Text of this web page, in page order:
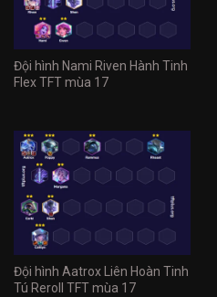
Đội hình Nami Riven Hành Tinh
Flex TFT mùa 17
Đội hình Aatrox Liên Hoàn Tinh
Tú Reroll TFT mùa 17